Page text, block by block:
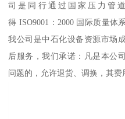
司是同行通过国家压力管
得 ISO9001：2000 国际质量体
我公司是中石化设备资源市场
后服务，我们承诺：凡是本公
问题的，允许退货、调换，其费